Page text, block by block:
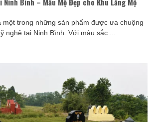
một trong những sản phẩm được ưa chuộng
nghệ tại Ninh Bình. Với màu sắc ...